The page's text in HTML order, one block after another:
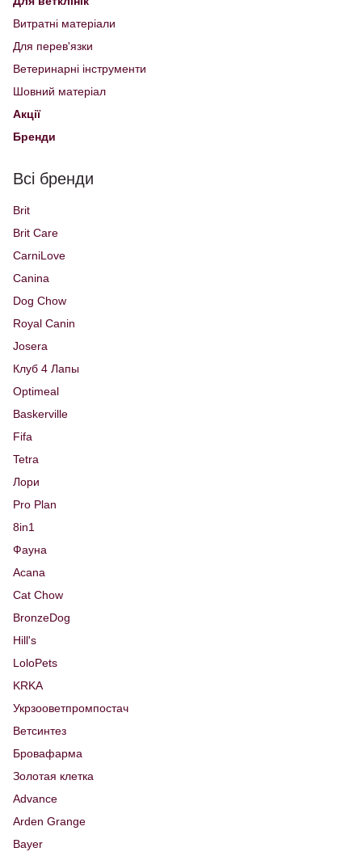
Витратні матеріали
Для перев'язки
Ветеринарні інструменти
Шовний матеріал
Акції
Бренди
Всі бренди
Brit
Brit Care
CarniLove
Canina
Dog Chow
Royal Canin
Josera
Клуб 4 Лапы
Optimeal
Baskerville
Fifa
Tetra
Лори
Pro Plan
8in1
Фауна
Acana
Cat Chow
BronzeDog
Hill's
LoloPets
KRKA
Укрзооветпромпостач
Ветсинтез
Бровафарма
Золотая клетка
Advance
Arden Grange
Bayer